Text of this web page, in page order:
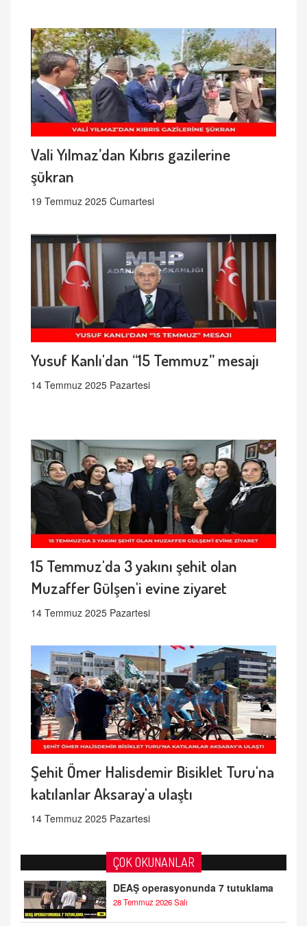
Vali Yılmaz’dan Kıbrıs gazilerine
şükran
19 Temmuz 2025 Cumartesi
Yusuf Kanlı'dan “15 Temmuz” mesajı
14 Temmuz 2025 Pazartesi
15 Temmuz'da 3 yakını şehit olan
Muzaffer Gülşen'i evine ziyaret
14 Temmuz 2025 Pazartesi
Şehit Ömer Halisdemir Bisiklet Turu'na
katılanlar Aksaray'a ulaştı
14 Temmuz 2025 Pazartesi
ÇOK OKUNANLAR
DEAŞ operasyonunda 7 tutuklama
28 Temmuz 2026 Salı